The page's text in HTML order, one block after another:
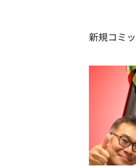
新規コミ